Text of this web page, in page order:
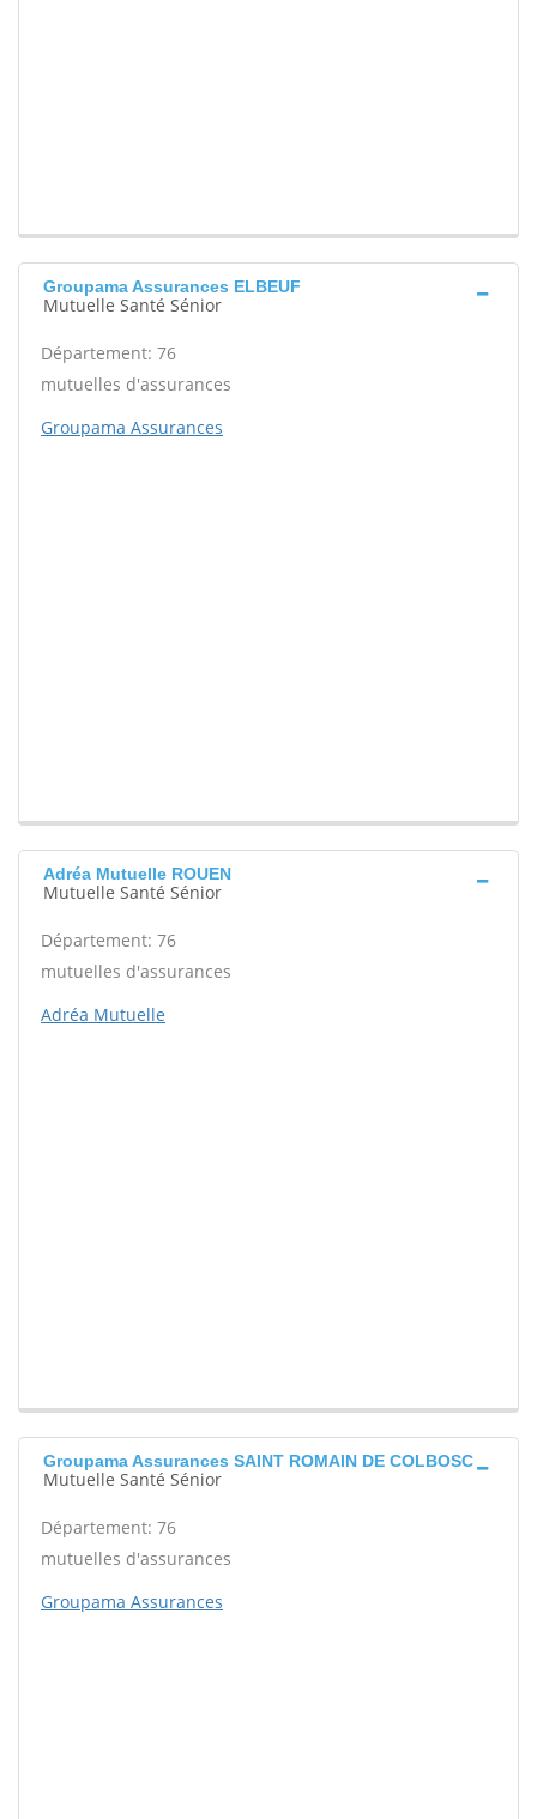
Groupama Assurances ELBEUF
Mutuelle Santé Sénior
Département: 76
mutuelles d'assurances
Groupama Assurances
Adréa Mutuelle ROUEN
Mutuelle Santé Sénior
Département: 76
mutuelles d'assurances
Adréa Mutuelle
Groupama Assurances SAINT ROMAIN DE COLBOSC
Mutuelle Santé Sénior
Département: 76
mutuelles d'assurances
Groupama Assurances